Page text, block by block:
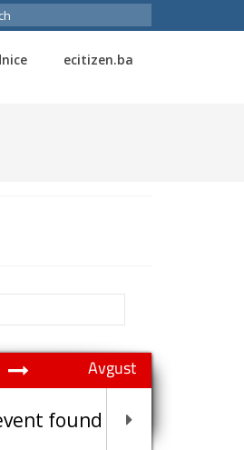
ecitizen.ba
Avgust
found